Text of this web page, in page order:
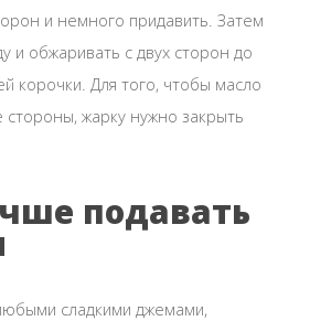
и немного придавить. Затем
и обжаривать с двух сторон до
корочки. Для того, чтобы масло
жарку нужно закрыть
подавать
сладкими джемами,